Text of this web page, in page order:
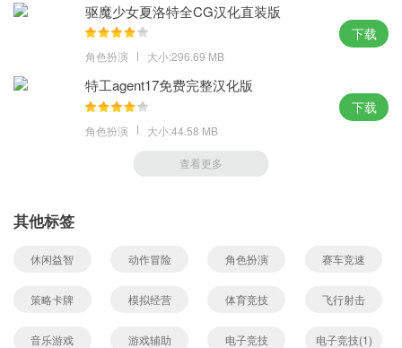
驱魔少女夏洛特全CG汉化直装版
角色扮演 大小:296.69 MB
下载
特工agent17免费完整汉化版
角色扮演 大小:44.58 MB
下载
查看更多
其他标签
休闲益智 动作冒险 角色扮演 赛车竞速
策略卡牌 模拟经营 体育竞技 飞行射击
音乐游戏 游戏辅助 电子竞技 电子竞技(1)